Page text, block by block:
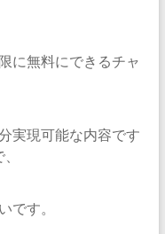
に無料にできるチャ
実現可能な内容です
です。